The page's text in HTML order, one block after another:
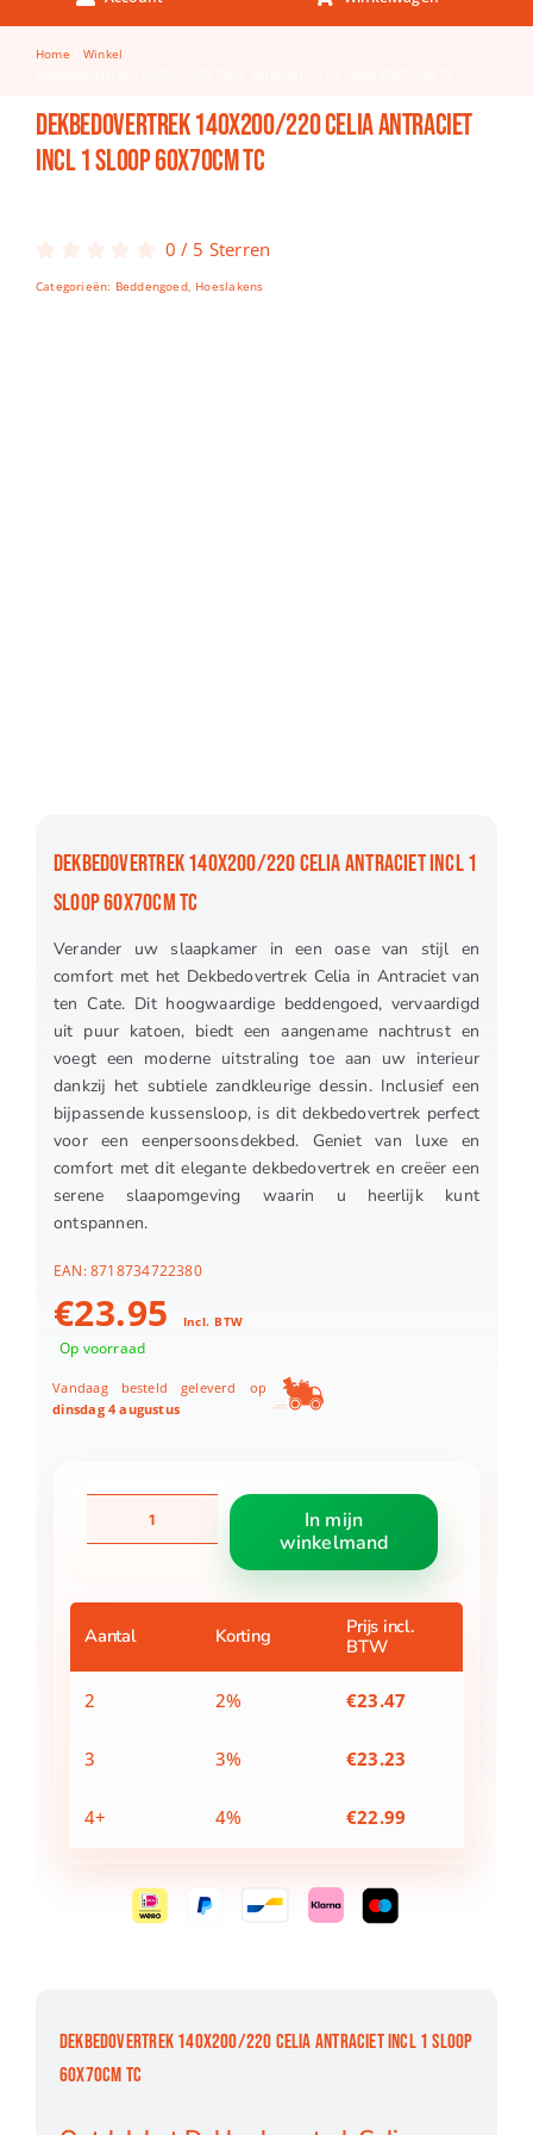
Keuken & Tafelen
Kinderfietsen
Knutselen
Woonkamer
Puzzels
Home
Winkel
Dekbedovertrek 140X200/220 Celia Antraciet
incl 1 sloop 60X70CM TC
0 / 5 Sterren
Categorieën: Beddengoed, Hoeslakens
DEKBEDOVERTREK 140X200/220 CELIA ANTRACIET INCL 1
SLOOP 60X70CM TC
Verander uw slaapkamer in een oase van stijl en
comfort met het Dekbedovertrek Celia in Antraciet van
ten Cate. Dit hoogwaardige beddengoed, vervaardigd
uit puur katoen, biedt een aangename nachtrust en
voegt een moderne uitstraling toe aan uw interieur
dankzij het subtiele zandkleurige dessin. Inclusief een
bijpassende kussensloop, is dit dekbedovertrek perfect
voor een eenpersoonsdekbed. Geniet van luxe en
comfort met dit elegante dekbedovertrek en creëer een
serene slaapomgeving waarin u heerlijk kunt
ontspannen.
EAN:8718734722380
€23.95 Incl. BTW
Op voorraad
Vandaag besteld geleverd op
dinsdag 4 augustus
Dekbedovertrek
140X200/220
incl
60X70CM
In mijn
winkelmand
Aantal Korting
Prijs incl.
BTW
2 2% €23.47
3 3% €23.23
4+ 4% €22.99
DEKBEDOVERTREK 140X200/220 CELIA ANTRACIET INCL 1 SLOOP
60X70CM TC